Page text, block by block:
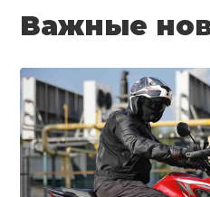
Важные